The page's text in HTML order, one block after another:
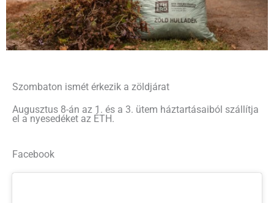
Szombaton ismét érkezik a zöldjárat
Augusztus 8-án az 1. és a 3. ütem háztartásaiból szállítja
el a nyesedéket az ÉTH.
Facebook